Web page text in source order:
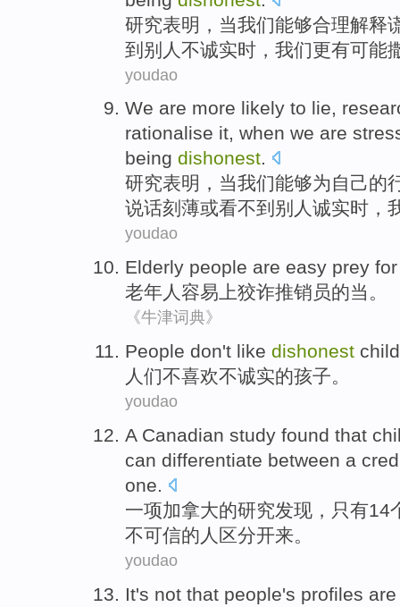
研究表明 ， 当我们能够合理解释
到 别人 不诚实时，我们更有可能
youdao
We are more likely to lie,
rationalise it, when we are
being dishonest.
研究表明 ， 当我们能够为自己的
说话刻薄或看不到 别人 诚实时，
youdao
Elderly people are easy prey
老年人 容易 上狡诈推销员的当。
《牛津词典》
People don't like dishonest
人 们不喜欢不诚实的孩子。
youdao
A Canadian study found that
can differentiate between a
one.
一项加拿大的研究发现 ， 只有14
不可信的人 区分开来。
youdao
It's not that people's profiles